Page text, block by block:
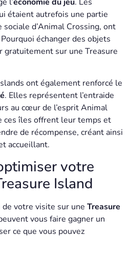
étaient autrefois une partie
sociale d’Animal Crossing, ont
échanger des objets
sur une Treasure
ont également renforcé le
. Elles représentent l’entraide
au cœur de l’esprit Animal
ces îles offrent leur temps et
de récompense, créant ainsi
accueillant.
votre
Island
votre visite sur une Treasure
vous faire gagner un
ce que vous pouvez